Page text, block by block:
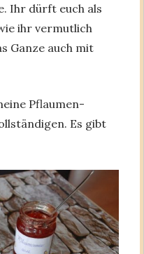
Ihr dürft euch als
ihr vermutlich
Ganze auch mit
Pflaumen-
Es gibt